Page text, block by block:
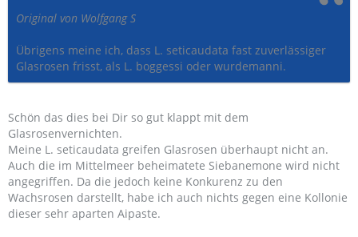
Original von Wolfgang S
Übrigens meine ich, dass L. seticaudata fast zuverlässiger
Glasrosen frisst, als L. boggessi oder wurdemanni.
Schön das dies bei Dir so gut klappt mit dem
Glasrosenvernichten.
Meine L. seticaudata greifen Glasrosen überhaupt nicht an.
Auch die im Mittelmeer beheimatete Siebanemone wird nicht
angegriffen. Da die jedoch keine Konkurenz zu den
Wachsrosen darstellt, habe ich auch nichts gegen eine Kollonie
dieser sehr aparten Aipaste.